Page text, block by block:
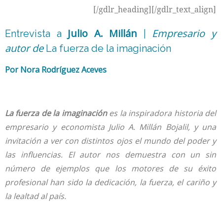
[/gdlr_heading][/gdlr_text_align]
Entrevista a Julio A. Millán
Empresario y
autor de La fuerza de la imaginación
Por Nora Rodríguez Aceves
La fuerza de la imaginaciónes la inspiradora historia del
empresario y economista Julio A. Millán Bojalil, y una
invitación a ver con distintos ojos el mundo del poder y
las influencias. El autor nos demuestra con un sin
número de ejemplos que los motores de su éxito
profesional han sido la dedicación, la fuerza, el cariño y
la lealtad al país.